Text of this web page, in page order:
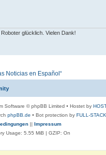
glücklich. Vielen Dank!
Noticias en Español“
Software © phpBB Limited • Hostet by
phpBB.de • Bot protection by FULL-STACK
|| Impressum
Usage: 5.55 MiB | GZIP: On